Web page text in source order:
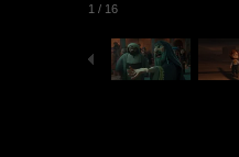
1 / 16